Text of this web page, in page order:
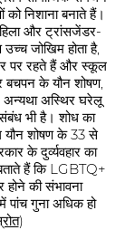
निशाना बनाते हैं।
और ट्रांसजेंडर-
जोखिम होता है,
पर रहते हैं और स्कूल
बचपन के यौन शोषण,
अन्यथा अस्थिर घरेलू
भी है। शोध का
यौन शोषण के 33 से
के दुर्व्यवहार का
हैं कि LGBTQ+
की संभावना
पांच गुना अधिक हो
)